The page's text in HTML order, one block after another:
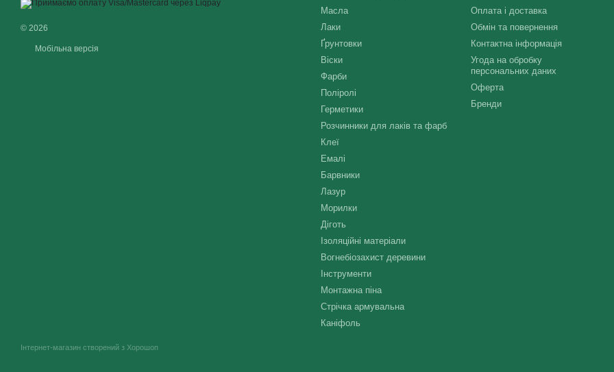
© 2026
Мобільна версія
Інтернет-магазин створений з Хорошоп
Масла
Лаки
Ґрунтовки
Віски
Фарби
Поліролі
Герметики
Розчинники для лаків та фарб
Клеї
Емалі
Барвники
Лазур
Морилки
Діготь
Ізоляційні матеріали
Вогнебіозахист деревини
Інструменти
Монтажна піна
Стрічка армувальна
Каніфоль
Оплата і доставка
Обмін та повернення
Контактна інформація
Угода на обробку
персональних даних
Оферта
Бренди